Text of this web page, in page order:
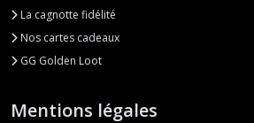
La cagnotte fidélité
Nos cartes cadeaux
GG Golden Loot
Mentions légales